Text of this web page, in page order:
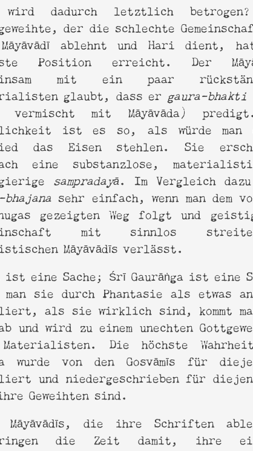
wird dadurch letztlich
der die schlechte
Māyāvādī ablehnt und Hari dient,
Position erreicht. Der
mit ein paar
glaubt, dass er gaura-bhakti
vermischt mit Māyāvāda)
ist es so, als würde man
das Eisen stehlen. Sie
eine substanzlose,
sampradayā. Im Vergleich
sehr einfach, wenn man dem
gezeigten Weg folgt und
mit sinnlos
Māyāvādīs verlässt.
ist eine Sache; Śrī Gaurāṅga ist eine
man sie durch Phantasie als etwas
als sie wirklich sind, kommt
und wird zu einem unechten
Die höchste
wurde von den Gosvāmīs für
und niedergeschrieben für
Geweihten sind.
Māyāvādīs, die ihre Schriften
die Zeit damit, ihre